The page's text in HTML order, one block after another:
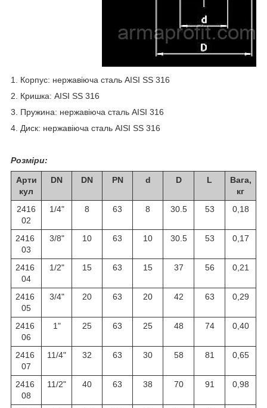
1. Корпус: нержавіюча сталь AISI SS 316
2. Кришка: AISI SS 316
3. Пружина: нержавіюча сталь AISI 316
4. Диск: нержавіюча сталь AISI SS 316
Розміри:
Арти
кул
DN DN PN d D L
Вага,
кг
2416
02
1/4" 8 63 8 30.5 53 0,18
2416
03
3/8" 10 63 10 30.5 53 0,17
2416
04
1/2" 15 63 15 37 56 0,21
2416
05
3/4" 20 63 20 42 63 0,29
2416
06
1" 25 63 25 48 74 0,40
2416
07
11/4" 32 63 30 58 81 0,65
2416
08
11/2" 40 63 38 70 91 0,98